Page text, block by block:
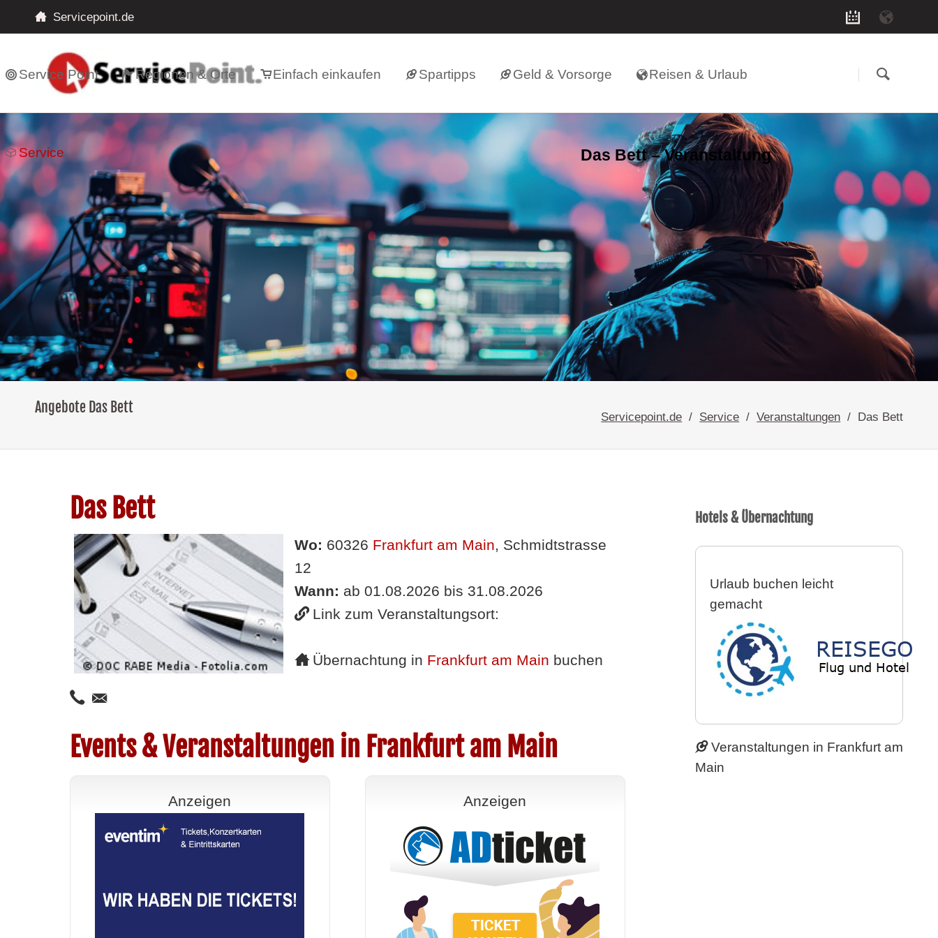
Servicepoint.de
Service Point Regionen & Orte Einfach einkaufen Spartipps Geld & Vorsorge Reisen & Urlaub
Service Das Bett – Veranstaltung
Angebote Das Bett
Servicepoint.de Service Veranstaltungen Das Bett
Das Bett
Wo: 60326 Frankfurt am Main, Schmidtstrasse
12
Wann: ab 01.08.2026 bis 31.08.2026
Link zum Veranstaltungsort:
Übernachtung in Frankfurt am Main buchen
Events & Veranstaltungen in Frankfurt am Main
Anzeigen Anzeigen
Hotels & Übernachtung
Urlaub buchen leicht
gemacht
Veranstaltungen in Frankfurt am
Main